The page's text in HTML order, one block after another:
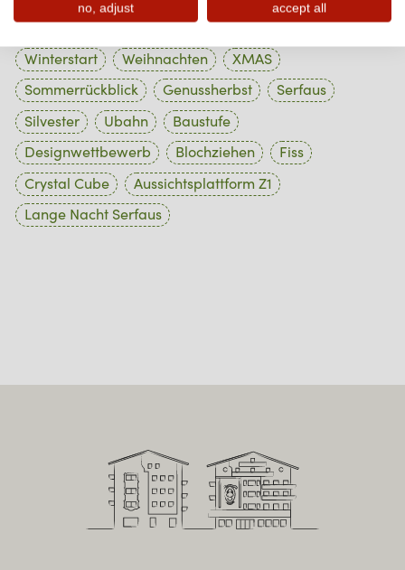
Tag Cloud
Winterstart Weihnachten
XMAS
Sommerrückblick
Genussherbst
Serfaus
Silvester
Ubahn
Baustufe
Designwettbewerb
Blochziehen
Fiss
Crystal Cube
Aussichtsplattform Z1
Lange Nacht Serfaus
no, adjust accept all